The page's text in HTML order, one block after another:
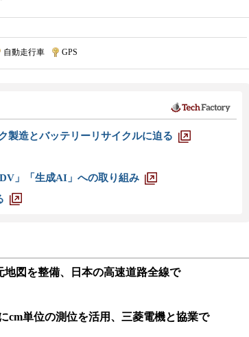
自動走行車 GPS
製造とバッテリーリサイクルに迫る
」「生成AI」への取り組み
地図を整備、日本の高速道路全線で
cm単位の測位を活用、三菱電機と協業で